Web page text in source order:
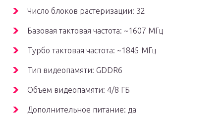
Число блоков растеризации: 32
Базовая тактовая частота: ~1607 МГц
Турбо тактовая частота: ~1845 МГц
Тип видеопамяти: GDDR6
Объем видеопамяти: 4/8 ГБ
Дополнительное питание: да